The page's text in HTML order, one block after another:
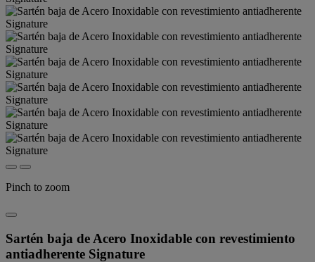
Pinch to zoom
Sartén baja de Acero Inoxidable con revestimiento
antiadherente Signature